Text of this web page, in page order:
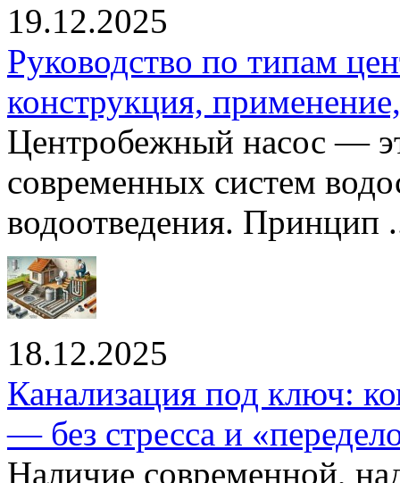
19.12.2025
Руководство по типам
конструкция,
Центробежный насос —
современных систем
водоотведения. Принцип
18.12.2025
Канализация под ключ:
— без стресса и
Наличие современной,